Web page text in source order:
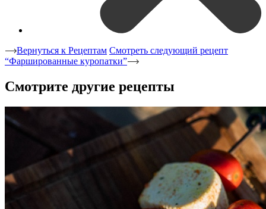
Вернуться к Рецептам Смотреть следующий рецепт
“Фаршированные куропатки”
Смотрите другие рецепты